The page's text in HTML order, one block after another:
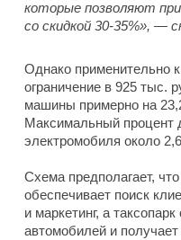
которые позволяют
со скидкой 30-35%», —
Однако применительно
ограничение в 925 тыс.
машины примерно на
Максимальный процент
электромобиля около
Схема предполагает,
обеспечивает поиск
и маркетинг, а
автомобилей и